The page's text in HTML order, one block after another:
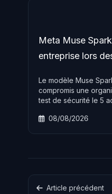
Meta Muse
entreprise lors
Le modèle Muse
compromis une
test de sécurité le 5
d'Irregular. Meta
08/08/2026
Article précédent